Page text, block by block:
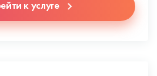
к услуге